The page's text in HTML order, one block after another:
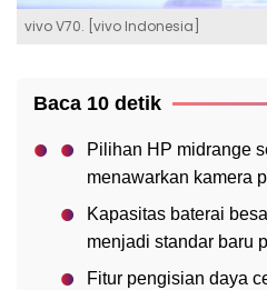
vivo V70. [vivo Indonesia]
Baca 10 detik
Pilihan HP midrange
menawarkan kamera
Kapasitas baterai
menjadi standar baru
Fitur pengisian daya